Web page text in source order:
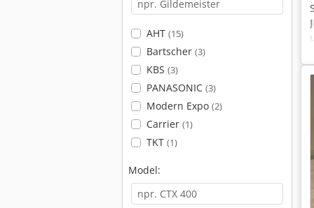
AHT (15)
Bartscher (3)
KBS (3)
PANASONIC (3)
Modern Expo (2)
Carrier (1)
TKT (1)
Model: